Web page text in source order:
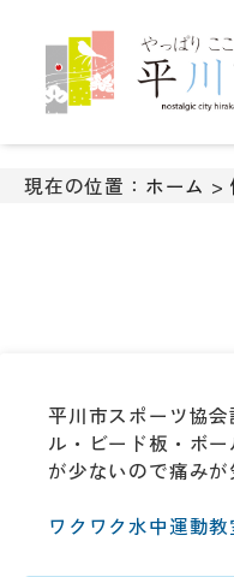
ョ
現在の位置： ホーム >
平川市スポーツ協
ル・ビード板・ボ
が少ないので痛み
ワクワク水中運動